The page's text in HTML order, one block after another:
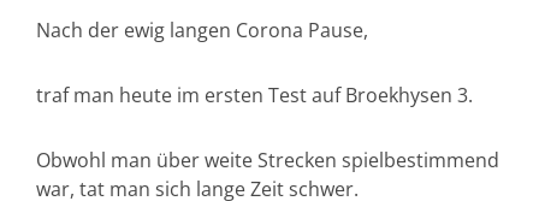
Nach der ewig langen Corona Pause,
traf man heute im ersten Test auf Broekhysen 3.
Obwohl man über weite Strecken spielbestimmend
war, tat man sich lange Zeit schwer.